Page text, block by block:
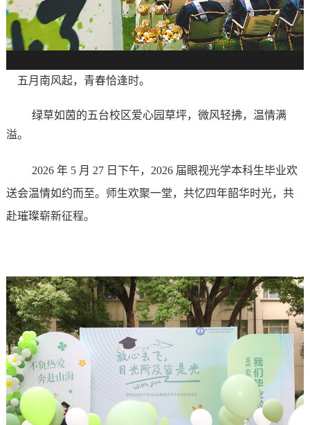
五月南风起，青春恰逢时。
绿草如茵的五台校区爱心园草坪，微风轻拂，温情满
溢。
2026 年 5 月 27 日下午， 2026 届眼视光学本科生毕业欢
送会温情如约而至。师生欢聚一堂，共忆四年韶华时光，共
赴璀璨崭新征程。